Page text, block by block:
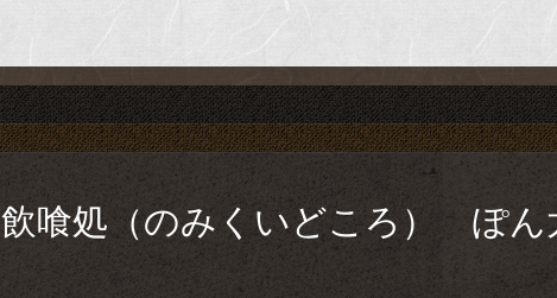
飲喰処（のみくいどころ） ぽん